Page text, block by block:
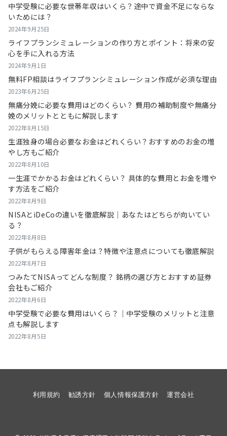
中学受験に必要な世帯年収はいくら？途中で資金不足にならな
いためには？
2024年9月25日
ライフプランシミュレーションの作り方とポイント：将来の安
心を手に入れる方法
2024年9月1日
無料FP相談はライフプランシミュレーション作成が必須な理由
2023年6月25日
無痛分娩に必要な費用はどのくらい？ 費用の補助制度や無痛分
娩のメリットとともに解説します
2022年8月15日
生涯独身の場合必要なお金はどれくらい？おすすめのお金の増
やし方もご紹介
2022年8月10日
一生涯でかかるお金はどれくらい？ 具体的な費用とお金を増や
す方法をご紹介
2022年8月9日
NISAとiDeCoの違いを徹底解説｜あなたはどちらが向いてい
る？
2022年8月8日
子供がもらえる障害年金は？特徴や注意点についても徹底解説
2022年8月7日
つみたてNISAってどんな制度？ 銘柄の選び方とおすすめ証券
会社もご紹介
2022年8月6日
中学受験で必要な費用はいくら？｜中学受験のメリットと注意
点も解説します
2022年8月5日
利用規約 勧誘方針 個人情報保護方針 運営会社